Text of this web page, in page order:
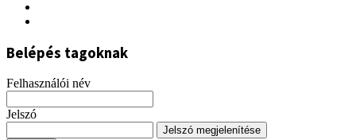
Belépés tagoknak
Felhasználói név
Jelszó
Jelszó megjelenítése